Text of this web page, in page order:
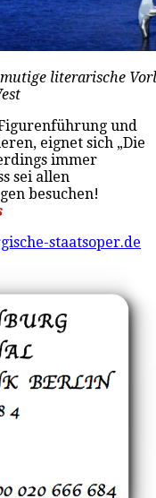
literarische
und
eignet sich „Die
immer
sei allen
besuchen!
staatsoper.de